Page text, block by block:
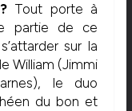
Tout porte à
partie de ce
sur la
William (Jimmi
le duo
du bon et